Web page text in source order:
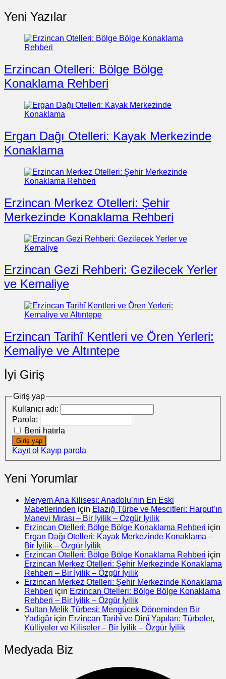
Yeni Yazılar
Erzincan Otelleri: Bölge Bölge
Konaklama Rehberi
Ergan Dağı Otelleri: Kayak Merkezinde
Konaklama
Erzincan Merkez Otelleri: Şehir
Merkezinde Konaklama Rehberi
Erzincan Gezi Rehberi: Gezilecek Yerler
ve Kemaliye
Erzincan Tarihî Kentleri ve Ören Yerleri:
Kemaliye ve Altıntepe
İyi Giriş
Giriş yap
Kullanıcı adı:
Parola:
Beni hatırla
Giriş yap
Kayıt ol Kayıp parola
Yeni Yorumlar
Meryem Ana Kilisesi: Anadolu’nın En Eski
Mabetlerinden için Elazığ Türbe ve Mescitleri: Harput’ın
Manevi Mirası – Bir İyilik – Özgür İyilik
Erzincan Otelleri: Bölge Bölge Konaklama Rehberi için
Ergan Dağı Otelleri: Kayak Merkezinde Konaklama –
Bir İyilik – Özgür İyilik
Erzincan Otelleri: Bölge Bölge Konaklama Rehberi için
Erzincan Merkez Otelleri: Şehir Merkezinde Konaklama
Rehberi – Bir İyilik – Özgür İyilik
Erzincan Merkez Otelleri: Şehir Merkezinde Konaklama
Rehberi için Erzincan Otelleri: Bölge Bölge Konaklama
Rehberi – Bir İyilik – Özgür İyilik
Sultan Melik Türbesi: Mengücek Döneminden Bir
Yadigâr için Erzincan Tarihî ve Dinî Yapıları: Türbeler,
Külliyeler ve Kiliseler – Bir İyilik – Özgür İyilik
Medyada Biz